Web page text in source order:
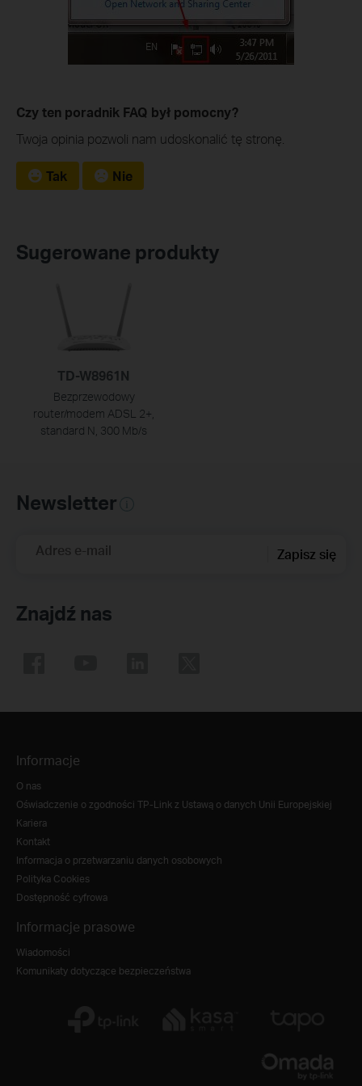
Czy ten poradnik FAQ był pomocny?
Twoja opinia pozwoli nam udoskonalić tę stronę.
Tak Nie
Sugerowane produkty
TD-W8961N
Bezprzewodowy
router/modem ADSL 2+,
standard N, 300 Mb/s
Newsletter
Adres e-mail Zapisz się
Znajdź nas
Informacje
O nas
Oświadczenie o zgodności TP-Link z Ustawą o danych Unii Europejskiej
Kariera
Kontakt
Informacja o przetwarzaniu danych osobowych
Polityka Cookies
Dostępność cyfrowa
Informacje prasowe
Wiadomości
Komunikaty dotyczące bezpieczeństwa